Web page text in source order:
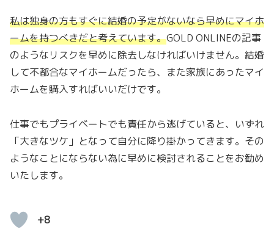
私は独身の方もすぐに結婚の予定がないなら早めにマイホ
ームを持つべきだと考えています。GOLD ONLINEの記事
のようなリスクを早めに除去しなければいけません。結婚
して不都合なマイホームだったら、また家族にあったマイ
ホームを購入すればいいだけです。
仕事でもプライベートでも責任から逃げていると、いずれ
「大きなツケ 」となって自分に降り掛かってきます。その
ようなことにならない為に早めに検討されることをお勧め
いたします。
+8